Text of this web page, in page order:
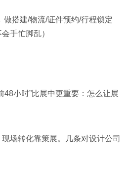
搭建/物流/证件预约/行程锁定
手忙脚乱）
48小时”比展中更重要：怎么让展
场转化靠策展。几条对设计公司